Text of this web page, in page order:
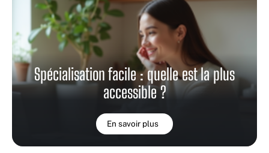
Spécialisation facile : quelle est la plus
accessible ?
En savoir plus